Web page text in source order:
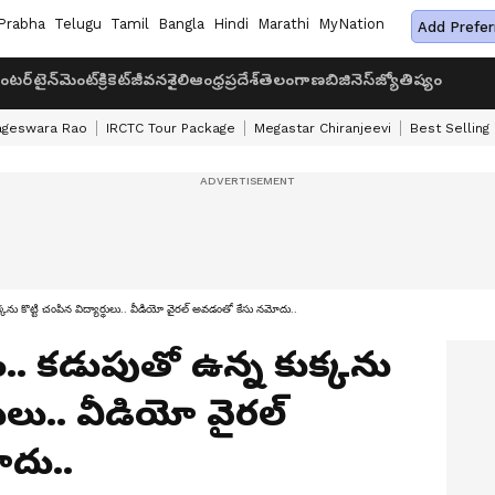
Telugu Tamil Bangla Hindi Marathi MyNation Add
క్రికెట్జీవనశైలిఆంధ్రప్రదేశ్తెలంగాణబిజినెస్జ్యోతిష్యం
Rao IRCTC Tour Package Megastar Chiranjeevi Best Selling
కొట్టి చంపిన విద్యార్థులు.. వీడియో వైరల్ అవడంతో కేసు నమోదు..
ఉన్న కుక్కను
వీడియో వైరల్